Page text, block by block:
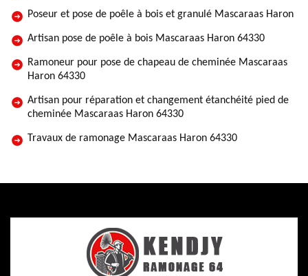
Poseur et pose de poêle à bois et granulé Mascaraas Haron
Artisan pose de poêle à bois Mascaraas Haron 64330
Ramoneur pour pose de chapeau de cheminée Mascaraas
Haron 64330
Artisan pour réparation et changement étanchéité pied de
cheminée Mascaraas Haron 64330
Travaux de ramonage Mascaraas Haron 64330